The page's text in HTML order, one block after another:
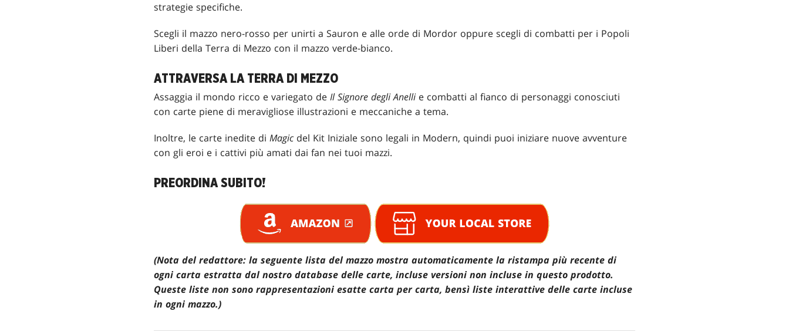
strategie specifiche.
Scegli il mazzo nero-rosso per unirti a Sauron e alle orde di Mordor oppure scegli di combatti per i Popoli
Liberi della Terra di Mezzo con il mazzo verde-bianco.
ATTRAVERSA LA TERRA DI MEZZO
Assaggia il mondo ricco e variegato de Il Signore degli Anelli e combatti al fianco di personaggi conosciuti
con carte piene di meravigliose illustrazioni e meccaniche a tema.
Inoltre, le carte inedite di Magic del Kit Iniziale sono legali in Modern, quindi puoi iniziare nuove avventure
con gli eroi e i cattivi più amati dai fan nei tuoi mazzi.
PREORDINA SUBITO!
(Nota del redattore: la seguente lista del mazzo mostra automaticamente la ristampa più recente di
ogni carta estratta dal nostro database delle carte, incluse versioni non incluse in questo prodotto.
Queste liste non sono rappresentazioni esatte carta per carta, bensì liste interattive delle carte incluse
in ogni mazzo.)